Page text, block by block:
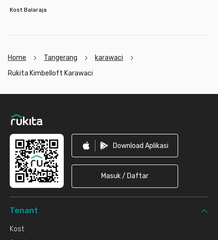
Kost Balaraja
Home Tangerang
karawaci
Rukita Kimbelloft Karawaci
Download Aplikasi
Masuk / Daftar
Tenant
Kost